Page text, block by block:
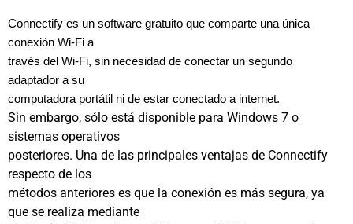
Connectify es un software gratuito que comparte una única
conexión Wi-Fi a
través del Wi-Fi, sin necesidad de conectar un segundo
adaptador a su
computadora portátil ni de estar conectado a internet.
Sin embargo, sólo está disponible para Windows 7 o
sistemas operativos
posteriores. Una de las principales ventajas de Connectify
respecto de los
métodos anteriores es que la conexión es más segura, ya
que se realiza mediante